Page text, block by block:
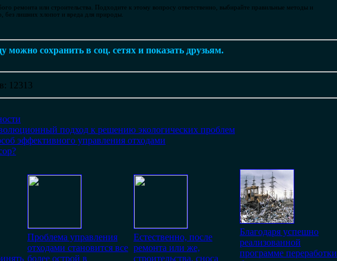
ремонта или строительства. Подходите к этому вопросу ответственно, выбирайте правильные методы и
без лишних хлопот и вреда для природы.
можно сохранить в соц. сетях и показать друзьям.
: 12313
подход к решению экологических проблем
эффективного управления отходами
Проблема управления
отходами становится все
более острой в
Естественно, после
ремонта или же,
строительства, сноса
Благодаря успешно
реализованной
программе переработки